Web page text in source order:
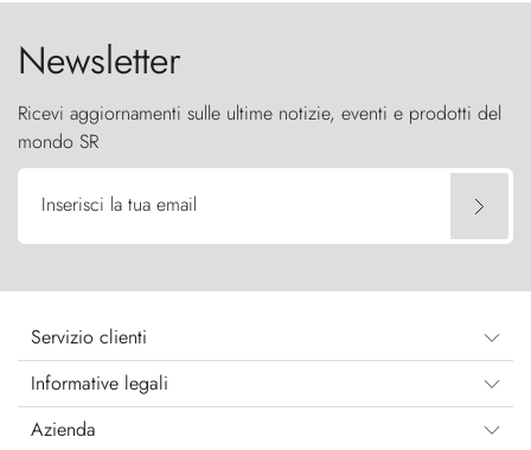
Newsletter
Ricevi aggiornamenti sulle ultime notizie, eventi e prodotti del
mondo SR
Inserisci la tua email
Servizio clienti
Informative legali
Azienda